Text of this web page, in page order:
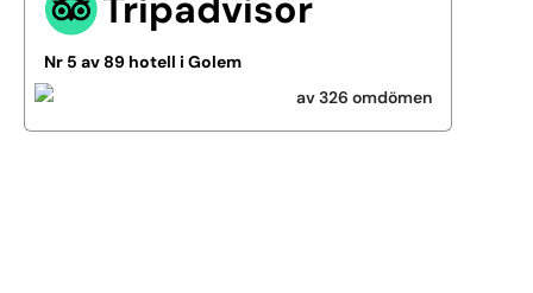
Nr 5 av 89 hotell i Golem
av 326 omdömen